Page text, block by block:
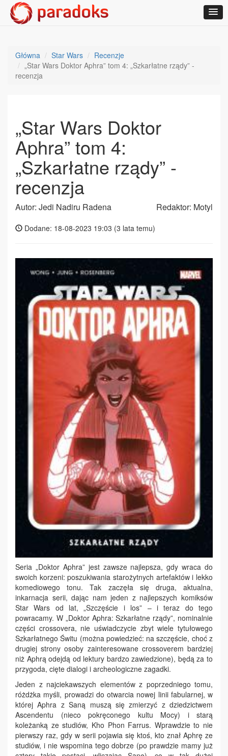
Główna Star Wars
Recenzje
„Star Wars Doktor Aphra” tom 4: „Szkarłatne rządy” -
recenzja
„Star Wars Doktor
Aphra” tom 4:
„Szkarłatne rządy” -
recenzja
Autor: Jedi Nadiru Radena Redaktor: Motyl
Dodane: 18-08-2023 19:03 (3 lata temu)
Seria „Doktor Aphra” jest zawsze najlepsza, gdy wraca do
swoich korzeni: poszukiwania starożytnych artefaktów i lekko
komediowego tonu. Tak zaczęła się druga, aktualna,
inkarnacja serii, dając nam jeden z najlepszych komiksów
Star Wars od lat, „Szczęście i los” – i teraz do tego
powracamy. W „Doktor Aphra: Szkarłatne rządy”, nominalnie
części crossovera, nie uświadczycie zbyt wiele tytułowego
Szkarłatnego Świtu (można powiedzieć: na szczęście, choć z
drugiej strony osoby zainteresowane crossoverem bardziej
niż Aphrą odejdą od lektury bardzo zawiedzione), będą za to
przygoda, cięte dialogi i archeologiczne zagadki.
Jeden z najciekawszych elementów z poprzedniego tomu,
różdżka myśli, prowadzi do otwarcia nowej linii fabularnej, w
której Aphra z Saną muszą się zmierzyć z dziedzictwem
Ascendentu (nieco pokręconego kultu Mocy) i starą
koleżanką ze studiów, Kho Phon Farrus. Wprawdzie to nie
pierwszy raz, gdy w serii pojawia się ktoś, kto znał Aphrę ze
studiów, i nie wspomina tego dobrze (po prawdzie mamy już